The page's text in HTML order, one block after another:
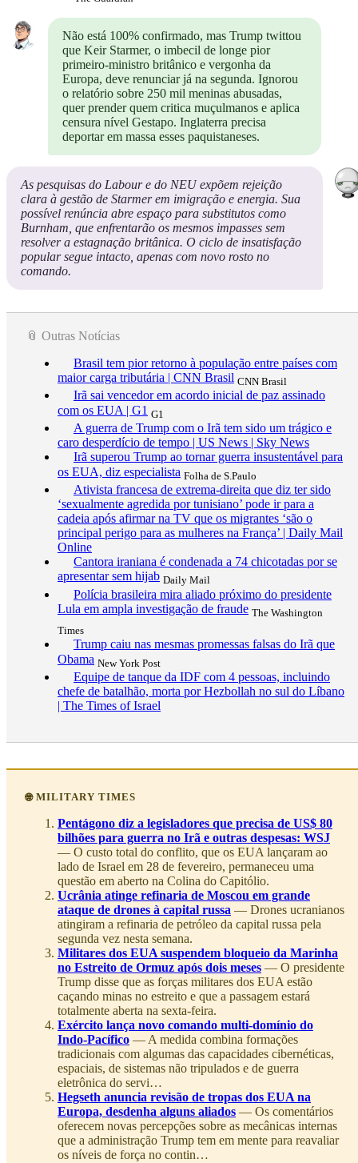
Não está 100% confirmado, mas Trump twittou
que Keir Starmer, o imbecil de longe pior
primeiro-ministro britânico e vergonha da
Europa, deve renunciar já na segunda. Ignorou
o relatório sobre 250 mil meninas abusadas,
quer prender quem critica muçulmanos e aplica
censura nível Gestapo. Inglaterra precisa
deportar em massa esses paquistaneses.
As pesquisas do Labour e do NEU expõem rejeição
clara à gestão de Starmer em imigração e energia. Sua
possível renúncia abre espaço para substitutos como
Burnham, que enfrentarão os mesmos impasses sem
resolver a estagnação britânica. O ciclo de insatisfação
popular segue intacto, apenas com novo rosto no
comando.
📎 Outras Notícias
Brasil tem pior retorno à população entre países com
maior carga tributária | CNN Brasil CNN Brasil
Irã sai vencedor em acordo inicial de paz assinado
com os EUA | G1 G1
A guerra de Trump com o Irã tem sido um trágico e
caro desperdício de tempo | US News | Sky News
Irã superou Trump ao tornar guerra insustentável para
os EUA, diz especialista Folha de S.Paulo
Ativista francesa de extrema-direita que diz ter sido
‘sexualmente agredida por tunisiano’ pode ir para a
cadeia após afirmar na TV que os migrantes ‘são o
principal perigo para as mulheres na França’ | Daily Mail
Online
Cantora iraniana é condenada a 74 chicotadas por se
apresentar sem hijab Daily Mail
Polícia brasileira mira aliado próximo do presidente
Lula em ampla investigação de fraude The Washington
Times
Trump caiu nas mesmas promessas falsas do Irã que
Obama New York Post
Equipe de tanque da IDF com 4 pessoas, incluindo
chefe de batalhão, morta por Hezbollah no sul do Líbano
| The Times of Israel
🌐 MILITARY TIMES
Pentágono diz a legisladores que precisa de US$ 80
bilhões para guerra no Irã e outras despesas: WSJ
— O custo total do conflito, que os EUA lançaram ao
lado de Israel em 28 de fevereiro, permaneceu uma
questão em aberto na Colina do Capitólio.
Ucrânia atinge refinaria de Moscou em grande
ataque de drones à capital russa — Drones ucranianos
atingiram a refinaria de petróleo da capital russa pela
segunda vez nesta semana.
Militares dos EUA suspendem bloqueio da Marinha
no Estreito de Ormuz após dois meses — O presidente
Trump disse que as forças militares dos EUA estão
caçando minas no estreito e que a passagem estará
totalmente aberta na sexta-feira.
Exército lança novo comando multi-domínio do
Indo-Pacífico — A medida combina formações
tradicionais com algumas das capacidades cibernéticas,
espaciais, de sistemas não tripulados e de guerra
eletrônica do servi…
Hegseth anuncia revisão de tropas dos EUA na
Europa, desdenha alguns aliados — Os comentários
oferecem novas percepções sobre as mecânicas internas
que a administração Trump tem em mente para reavaliar
os níveis de força no contin…